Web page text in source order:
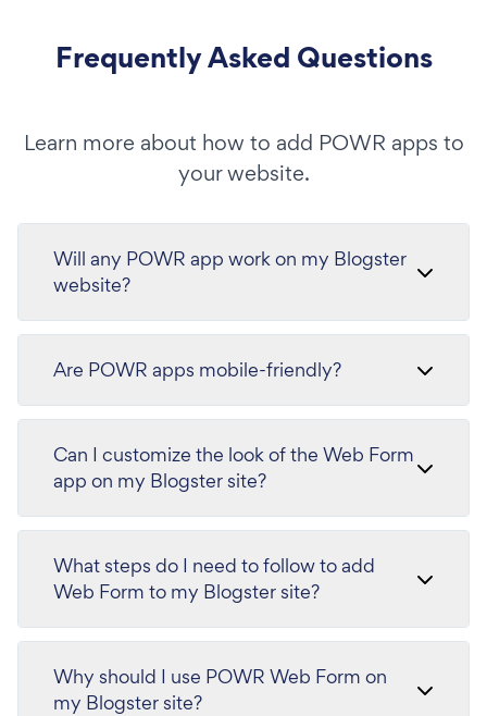
Frequently Asked Questions
Learn more about how to add POWR apps to
your website.
Will any POWR app work on my Blogster
website?
Are POWR apps mobile-friendly?
Can I customize the look of the Web Form
app on my Blogster site?
What steps do I need to follow to add
Web Form to my Blogster site?
Why should I use POWR Web Form on
my Blogster site?